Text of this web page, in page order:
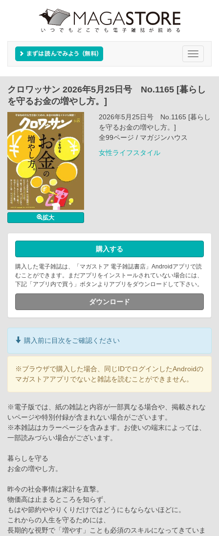
Toggle
クロワッサン 2026年5月25日号 No.1165 [暮らし
を守るお金の増やし方。]
拡大
2026年5月25日号 No.1165 [暮らし
を守るお金の増やし方。]
全99ページ / マガジンハウス
女性ライフスタイル
購入する
購入した電子雑誌は、「マガストア 電子雑誌書店」Androidアプリで読
むことができます。まだアプリをインストールされていない場合には、
下記「アプリ内で買う」ボタンよりアプリをダウンロードして下さい。
ダウンロード
購入前に目次をご確認ください
※ブラウザで購入した場合、同じIDでログインしたAndroidの
マガストアアプリでないと雑誌を読むことができません。
※電子版では、紙の雑誌と内容が一部異なる場合や、掲載されな
いページや特別付録が含まれない場合がございます。
※本雑誌はカラーページを含みます。お使いの端末によっては、
一部読みづらい場合がございます。
暮らしを守る
お金の増やし方。
昨今の社会事情は家計を直撃。
物価高は止まるところを知らず、
もはや節約ややりくりだけではどうにもならないほどに。
これからの人生を守るためには、
長期的な視野で「増やす」ことも必須のスキルになってきていま